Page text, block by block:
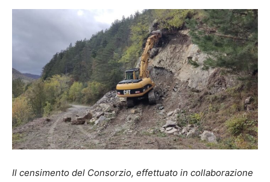
Il censimento del Consorzio, effettuato in collaborazione